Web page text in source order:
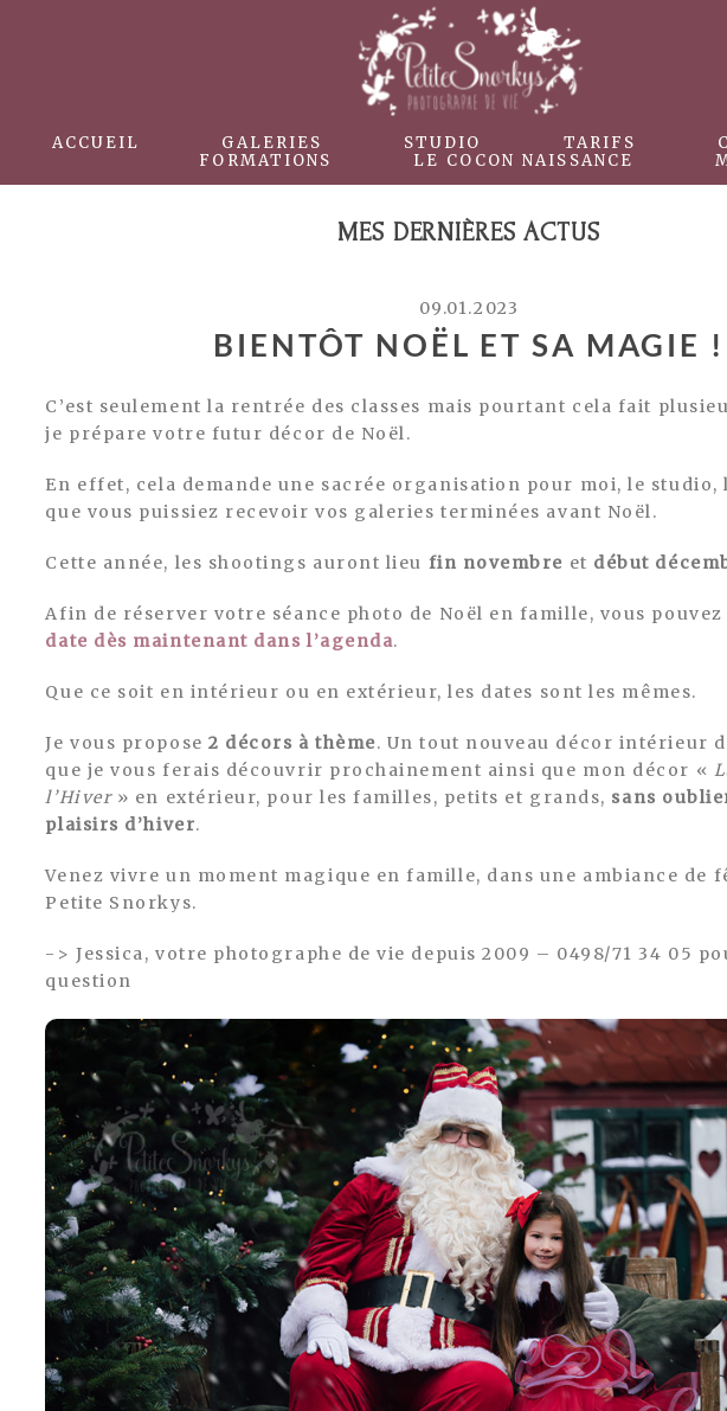
ACCUEIL GALERIES STUDIO TARIFS
FORMATIONS
LE COCON NAISSANCE
MES DERNIÈRES ACTUS
09.01.2023
BIENTÔT NOËL ET SA MAGIE !
C’est seulement la rentrée des classes mais pourtant cela fait
je prépare votre futur décor de Noël.
En effet, cela demande une sacrée organisation pour moi, le studio,
que vous puissiez recevoir vos galeries terminées avant Noël.
Cette année, les shootings auront lieu fin novembre et début
Afin de réserver votre séance photo de Noël en famille, vous pouvez
date dès maintenant dans l’agenda.
Que ce soit en intérieur ou en extérieur, les dates sont les mêmes.
Je vous propose2 décors à thème. Un tout nouveau décor intérieur
que je vous ferais découvrir prochainement ainsi que mon décor «
l’Hiver» en extérieur, pour les familles, petits et grands, sans
plaisirs d’hiver.
Venez vivre un moment magique en famille, dans une ambiance de
Petite Snorkys.
-> Jessica, votre photographe de vie depuis 2009 – 0498/71 34 05
question